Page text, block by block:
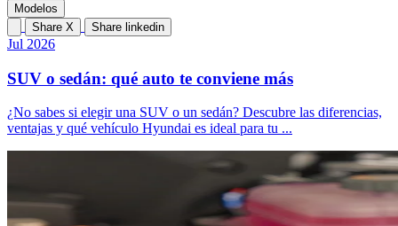
Modelos
Share X
Share linkedin
Jul 2026
SUV o sedán: qué auto te conviene más
¿No sabes si elegir una SUV o un sedán? Descubre las diferencias,
ventajas y qué vehículo Hyundai es ideal para tu ...